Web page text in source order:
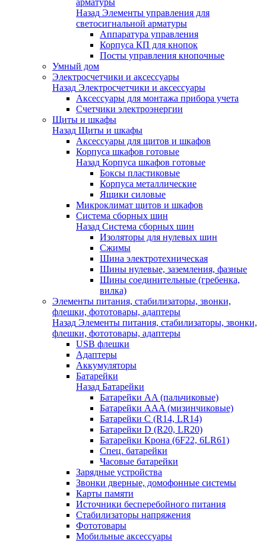
арматуры
Назад Элементы управления для
светосигнальной арматуры
Аппаратура управления
Корпуса КП для кнопок
Посты управления кнопочные
Умный дом
Электросчетчики и аксессуары
Назад Электросчетчики и аксессуары
Аксессуары для монтажа прибора учета
Счетчики электроэнергии
Щиты и шкафы
Назад Щиты и шкафы
Аксессуары для щитов и шкафов
Корпуса шкафов готовые
Назад Корпуса шкафов готовые
Боксы пластиковые
Корпуса металлические
Ящики силовые
Микроклимат щитов и шкафов
Система сборных шин
Назад Система сборных шин
Изоляторы для нулевых шин
Сжимы
Шина электротехническая
Шины нулевые, заземления, фазные
Шины соединительные (гребенка,
вилка)
Элементы питания, стабилизаторы, звонки,
флешки, фототовары, адаптеры
Назад Элементы питания, стабилизаторы, звонки,
флешки, фототовары, адаптеры
USB флешки
Адаптеры
Аккумуляторы
Батарейки
Назад Батарейки
Батарейки AA (пальчиковые)
Батарейки AAA (мизинчиковые)
Батарейки C (R14, LR14)
Батарейки D (R20, LR20)
Батарейки Крона (6F22, 6LR61)
Спец. батарейки
Часовые батарейки
Зарядные устройства
Звонки дверные, домофонные системы
Карты памяти
Источники бесперебойного питания
Стабилизаторы напряжения
Фототовары
Мобильные аксессуары